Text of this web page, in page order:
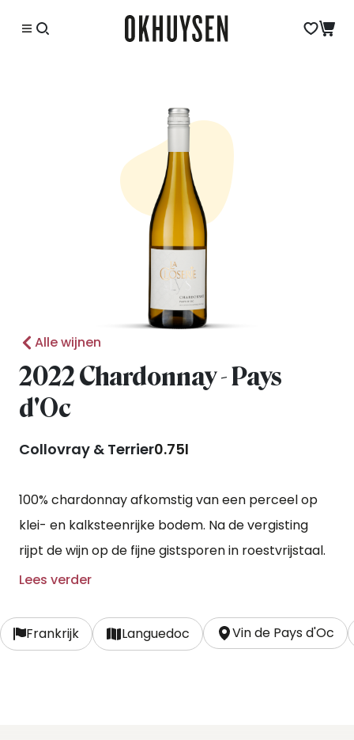
Alle wijnen
2022 Chardonnay - Pays
d'Oc
Collovray & Terrier0.75l
100% chardonnay afkomstig van een perceel op
klei- en kalksteenrijke bodem. Na de vergisting
rijpt de wijn op de fijne gistsporen in roestvrijstaal.
Lees verder
Frankrijk Languedoc Vin de Pays d'Oc